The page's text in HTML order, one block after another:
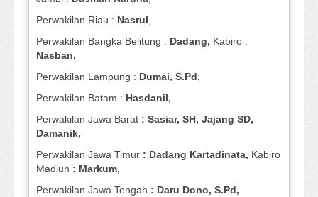
Perwakilan Riau : Nasrul,
Perwakilan Bangka Belitung : Dadang, Kabiro :
Nasban,
Perwakilan Lampung : Dumai, S.Pd,
Perwakilan Batam : Hasdanil,
Perwakilan Jawa Barat : Sasiar, SH, Jajang SD,
Damanik,
Perwakilan Jawa Timur : Dadang Kartadinata, Kabiro
Madiun : Markum,
Perwakilan Jawa Tengah : Daru Dono, S.Pd,